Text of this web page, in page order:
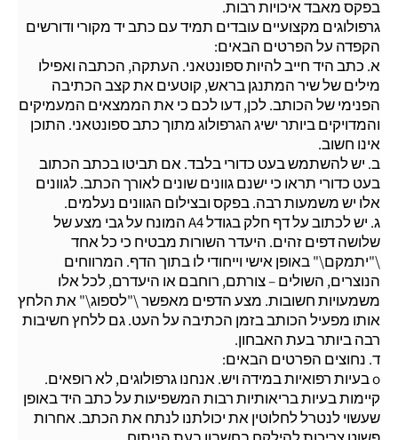
בפקס מאבד איכויות רבות.
גרפולוגים מקצועיים עובדים תמיד עם כתב יד מקורי ודורשים
הקפדה על הפרטים הבאים:
א. כתב היד חייב להיות ספונטאני. העתקה, הכתבה ואפילו
מילים של שיר המתנגן בראש, קוטעים את קצב הכתיבה
הפנימי של הכותב. לכן, דעו לכם כי את הממצאים המעמיקים
והמדויקים ביותר ישיג הגרפולוג מתוך כתב ספונטאני. התוכן
אינו חשוב.
ב. יש להשתמש בעט כדורי בלבד. אם תביטו בכתב הכתוב
בעט כדורי תראו כי ישנם גוונים שונים לאורך הכתב. לגוונים
אלו יש משמעות רבה. בפקס ובצילום הגוונים נעלמים.
ג. יש לכתוב על דף חלק בגודל A4 המונח על גבי מצע של
שלושה דפים זהים. היעדר השורות מבטיח כי כל אחד
\"יתמקם\" באופן אישי וייחודי לו בתוך הדף. המרווחים
הנוצרים, השולים – צורתם, רוחבם או היעדרם, לכל אלו
משמעויות חשובות. מצע הדפים מאפשר \"לספוג\" את הלחץ
אותו מפעיל הכותב בזמן הכתיבה על העט. גם ללחץ חשיבות
רבה ביותר בעת האבחון.
ד. נחוצים הפרטים הבאים:
o בעיות רפואיות במידה ויש. אנחנו גרפולוגים, לא רופאים.
קיימות בעיות בריאותיות רבות המשפיעות על כתב היד באופן
שעשוי לנטרל לחלוטין את יכולתנו לנתח את הכתב. אחרות